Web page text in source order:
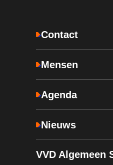
Contact
Mensen
Agenda
Nieuws
VVD Algemeen